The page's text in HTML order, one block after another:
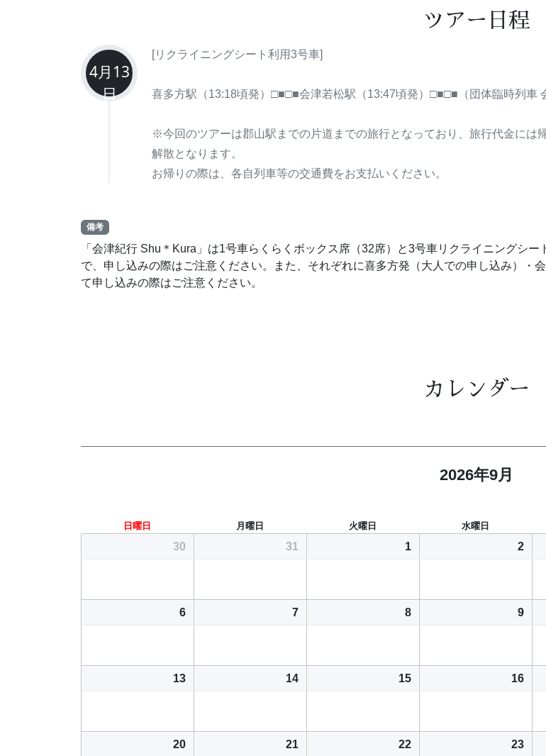
ツアー日程
4月13
日
[リクライニングシート利用3号車]
喜多方駅（13:18頃発）□■□■会津若松駅（13:47頃発）□■□■（団体臨時列車
※今回のツアーは郡山駅までの片道までの旅行となっており、旅行代金には
解散となります。
お帰りの際は、各自列車等の交通費をお支払いください。
備考
「会津紀行 Shu＊Kura」は1号車らくらくボックス席（32席）と3号車リクライニングシ
で、申し込みの際はご注意ください。また、それぞれに喜多方発（大人での申し込み）・
て申し込みの際はご注意ください。
カレンダー
2026年9月
日曜日 月曜日 火曜日 水曜日
30 31 1 2
6 7 8 9
13 14 15 16
20 21 22 23